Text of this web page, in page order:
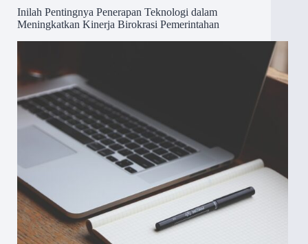
Inilah Pentingnya Penerapan Teknologi dalam
Meningkatkan Kinerja Birokrasi Pemerintahan